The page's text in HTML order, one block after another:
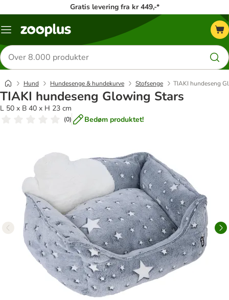
Gratis levering fra kr 449,-*
Menu
Søg
efter
produkter
Hund Hundesenge & hundekurve Stofsenge TIAKI hundeseng
TIAKI hundeseng Glowing Stars
L 50 x B 40 x H 23 cm
(0) Bedøm produktet!